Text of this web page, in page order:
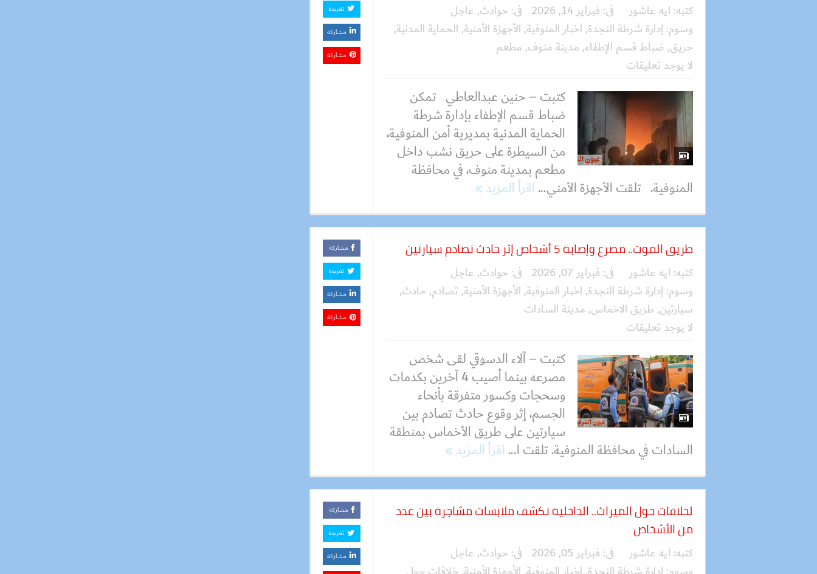
كتبه: ايه عاشور فى: فبراير 14, 2026 فى: حوادث, عاجل
وسوم: إدارة شرطة النجدة, اخبار المنوفية, الأجهزة الأمنية, الحماية المدنية,
حريق, ضباط قسم الإطفاء, مدينة منوف, مطعم
لا يوجد تعليقات
كتبت – حنين عبدالعاطي تمكن
ضباط قسم الإطفاء بإدارة شرطة
الحماية المدنية بمديرية أمن المنوفية،
من السيطرة على حريق نشب داخل
مطعم بمدينة منوف، في محافظة
المنوفية. تلقت الأجهزة الأمني...اقرأ المزيد
تغريدة
مشاركة
مشاركة
طريق الموت.. مصرع وإصابة 5 أشخاص إثر حادث تصادم سيارتين
كتبه: ايه عاشور فى: فبراير 07, 2026 فى: حوادث, عاجل
وسوم: إدارة شرطة النجدة, اخبار المنوفية, الأجهزة الأمنية, تصادم, حادث,
سيارتين, طريق الاخماس, مدينة السادات
لا يوجد تعليقات
كتبت – آلاء الدسوقي لقى شخص
مصرعه بينما أصيب 4 آخرين بكدمات
وسحجات وكسور متفرقة بأنحاء
الجسم، إثر وقوع حادث تصادم بين
سيارتين على طريق الأخماس بمنطقة
السادات في محافظة المنوفية. تلقت ا...اقرأ المزيد
مشاركة
تغريدة
مشاركة
مشاركة
لخلافات حول الميراث.. الداخلية تكشف ملابسات مشاجرة بين عدد
من الأشخاص
كتبه: ايه عاشور فى: فبراير 05, 2026 فى: حوادث, عاجل
مشاركة
تغريدة
مشاركة